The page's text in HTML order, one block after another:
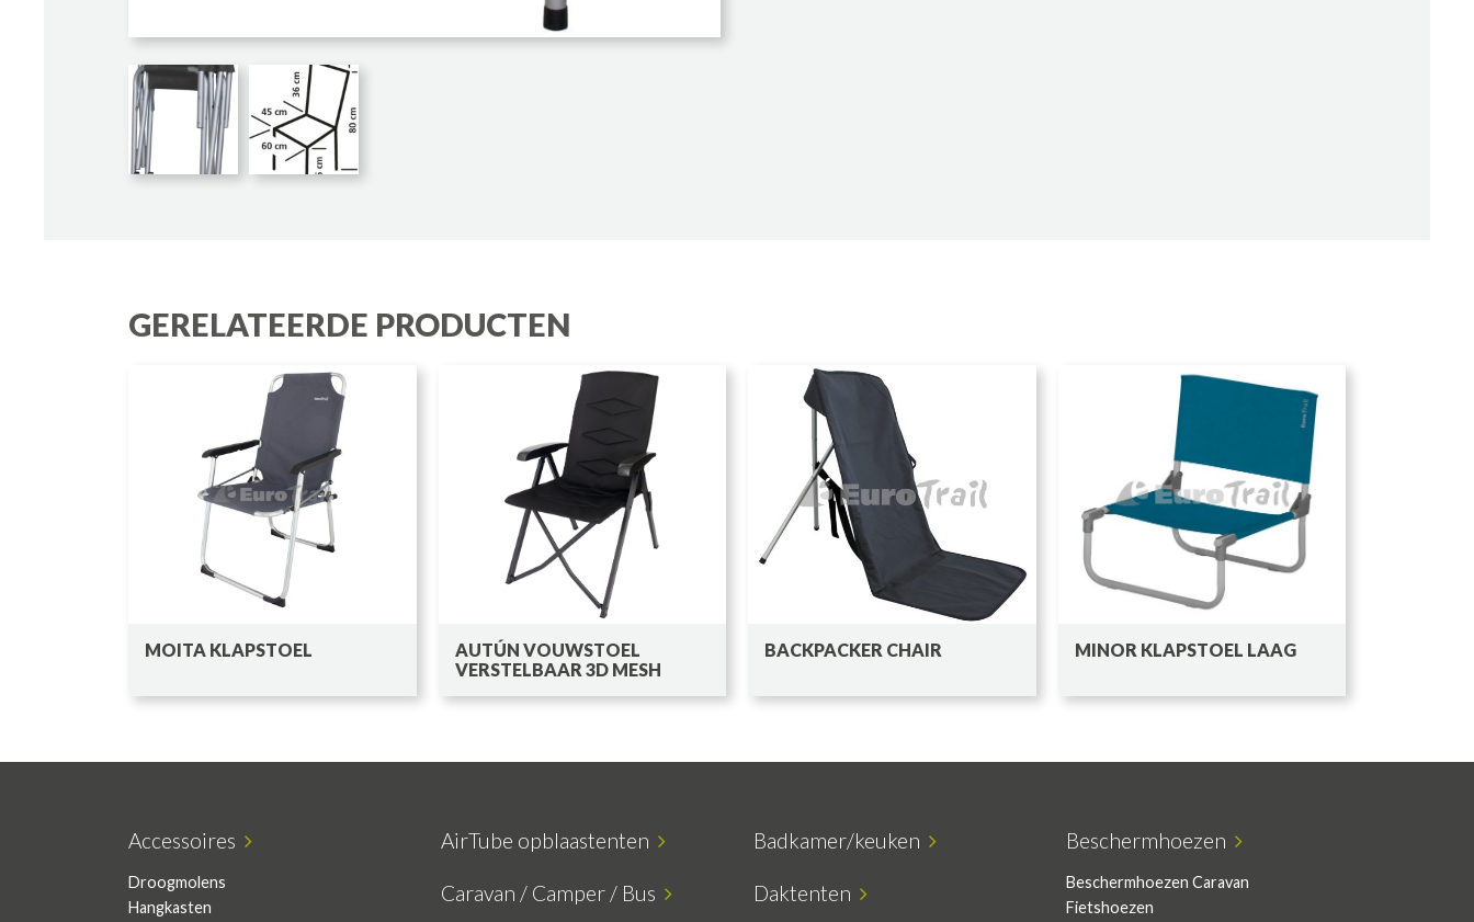
GERELATEERDE PRODUCTEN
MOITA KLAPSTOEL
AUTÚN VOUWSTOEL
VERSTELBAAR 3D MESH
BACKPACKER CHAIR MINOR KLAPSTOEL LAAG
Accessoires
Droogmolens
Hangkasten
AirTube opblaastenten Badkamer/keuken Beschermhoezen
Beschermhoezen Caravan
Fietshoezen
Caravan / Camper / Bus Daktenten